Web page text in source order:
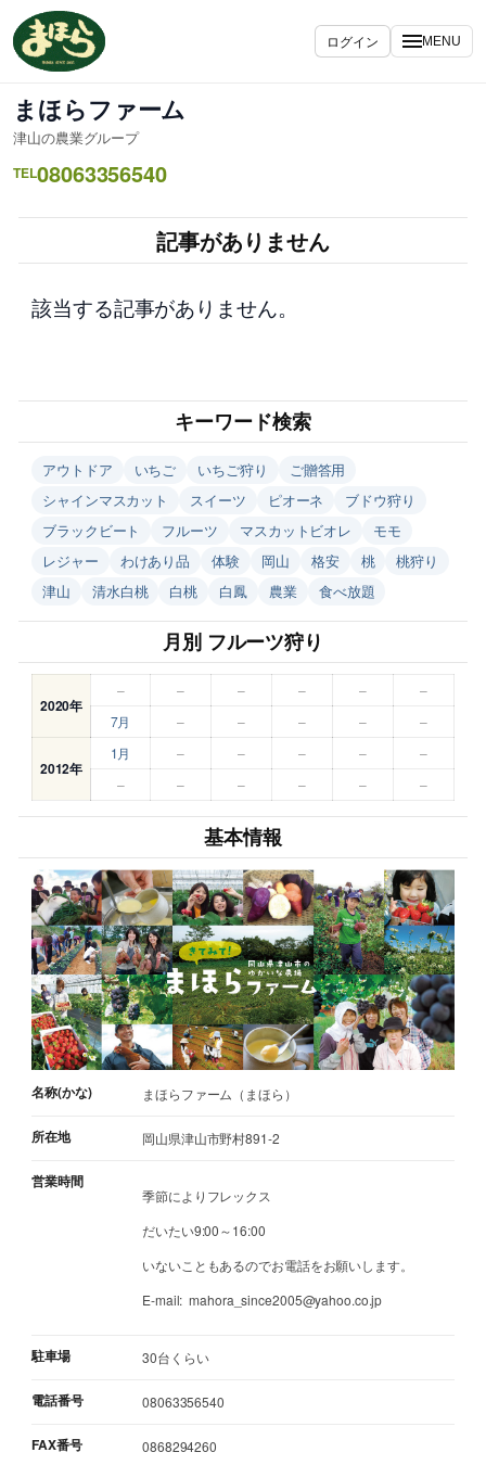
容
を
キ
ッ
プ
ログイン MENU
まほらファーム
津山の農業グループ
TEL08063356540
記事がありません
該当する記事がありません。
キーワード検索
アウトドア いちご いちご狩り
ご贈答用
シャインマスカット
スイーツ ピオーネ
ブドウ狩り
ブラックビート
フルーツ マスカットビオレ
モモ
レジャー
わけあり品 体験 岡山 格安 桃
桃狩り
津山
清水白桃 白桃 白鳳 農業 食べ放題
月別 フルーツ狩り
2020年
– – – – –
–
7月
– – – – –
2012年
1月 – – – –
–
–
– – – – –
基本情報
名称(かな) まほらファーム（まほら）
所在地 岡山県津山市野村891-2
営業時間
季節によりフレックス
だいたい9:00～16:00
いないこともあるのでお電話をお願いします。
E-mail: mahora_since2005@yahoo.co.jp
駐車場 30台くらい
電話番号 08063356540
FAX番号 0868294260